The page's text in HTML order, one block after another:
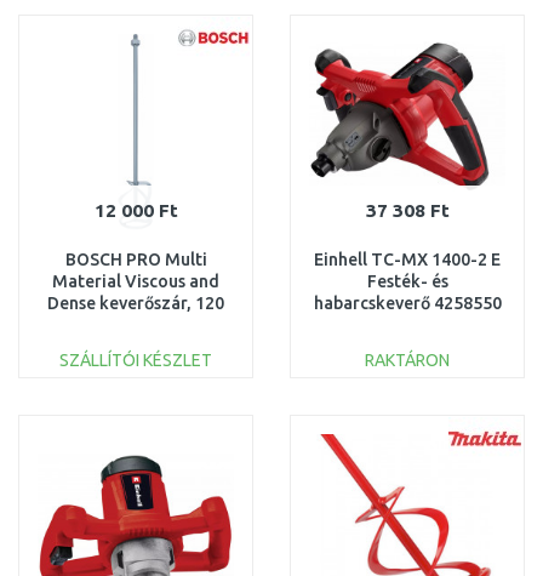
Összehasonlítás
12 000 Ft
BOSCH PRO Multi
Material Viscous and
Dense keverőszár, 120
2607990016
SZÁLLÍTÓI KÉSZLET
37 308 Ft
Einhell TC-MX 1400-2 E
Festék- és
habarcskeverő 4258550
RAKTÁRON
Összehasonlítás